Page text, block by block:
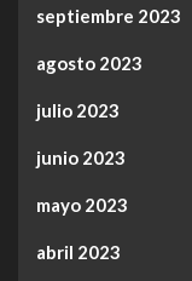
septiembre 2023
agosto 2023
julio 2023
junio 2023
mayo 2023
abril 2023